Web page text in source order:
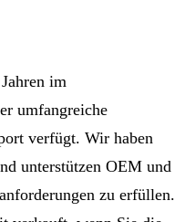
im
umfangreiche
verfügt. Wir haben
unterstützen OEM und
zu erfüllen.